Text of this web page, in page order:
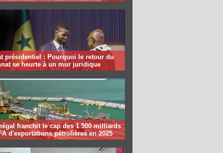
présidentiel : Pourquoi le retour du
se heurte à un mur juridique
franchit le cap des 1 500 milliards
d'exportations pétrolières en 2025